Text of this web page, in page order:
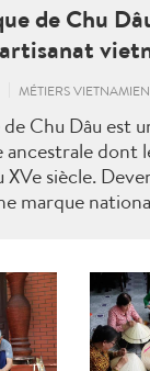
de Chu
MÉTIERS
de Chu Dâu est
dont
siècle.
marque
Duong
Phong).
; chaque
artisan. Ces